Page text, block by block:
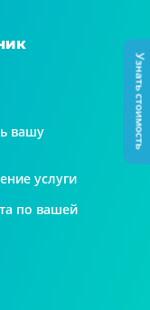
вашу
услуги
по вашей
Узнать стоимость